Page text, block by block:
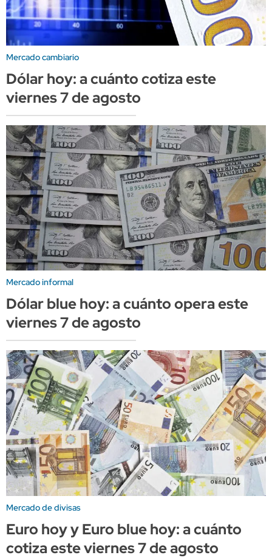
Mercado cambiario
Dólar hoy: a cuánto cotiza este
viernes 7 de agosto
Mercado informal
Dólar blue hoy: a cuánto opera este
viernes 7 de agosto
Mercado de divisas
Euro hoy y Euro blue hoy: a cuánto
cotiza este viernes 7 de agosto